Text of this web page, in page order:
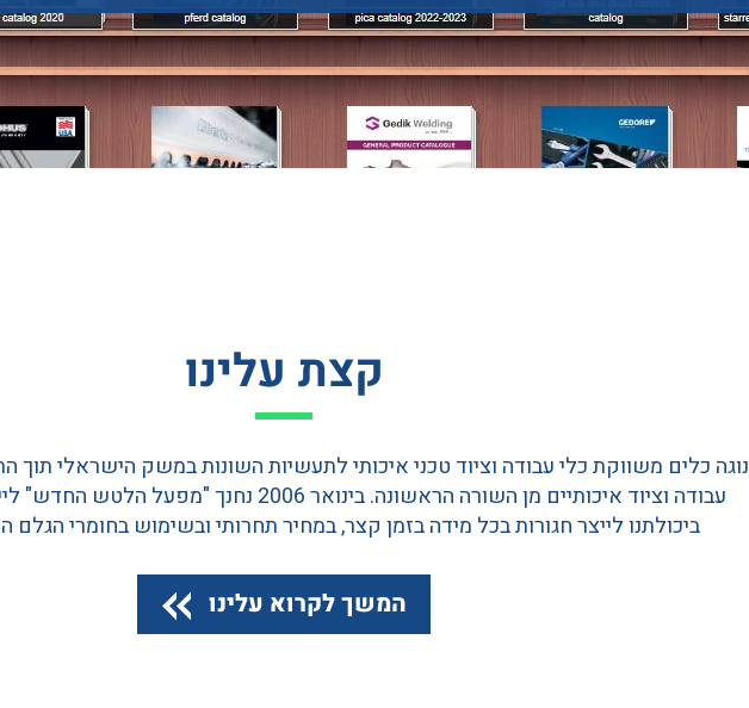
קצת עלינו
נוגה כלים משווקת כלי עבודה וציוד טכני איכותי לתעשיות השונות במשק הישראלי תוך
עבודה וציוד איכותיים מן השורה הראשונה. בינואר 2006
ביכולתנו לייצר חגורות בכל מידה בזמן קצר, במחיר תחרותי ובשימוש בחומרי הגלם
המשך לקרוא עלינו